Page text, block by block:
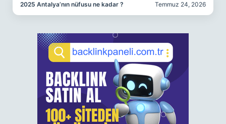
2025 Antalya’nın nüfusu ne kadar ? Temmuz 24, 2026